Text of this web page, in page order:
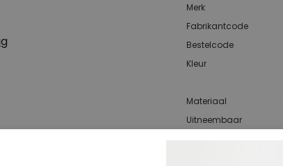
Merk
Fabrikantcode
Bestelcode
Kleur
Materiaal
Uitneembaar